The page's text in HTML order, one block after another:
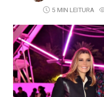
5 MIN LEITURA